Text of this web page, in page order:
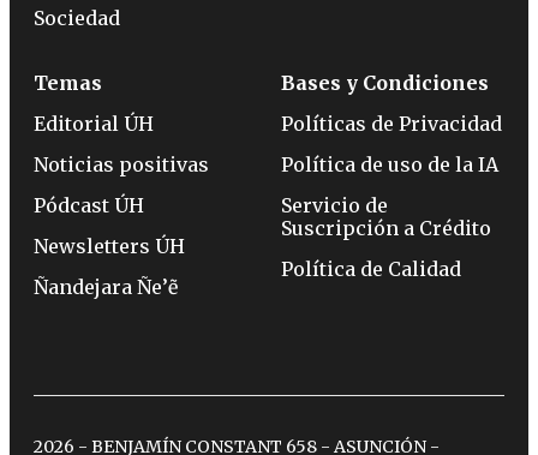
Sociedad
Temas
Editorial ÚH
Noticias positivas
Pódcast ÚH
Newsletters ÚH
Ñandejara Ñe’ẽ
Bases y Condiciones
Políticas de Privacidad
Política de uso de la IA
Servicio de
Suscripción a Crédito
Política de Calidad
2026 - BENJAMÍN CONSTANT 658 - ASUNCIÓN -